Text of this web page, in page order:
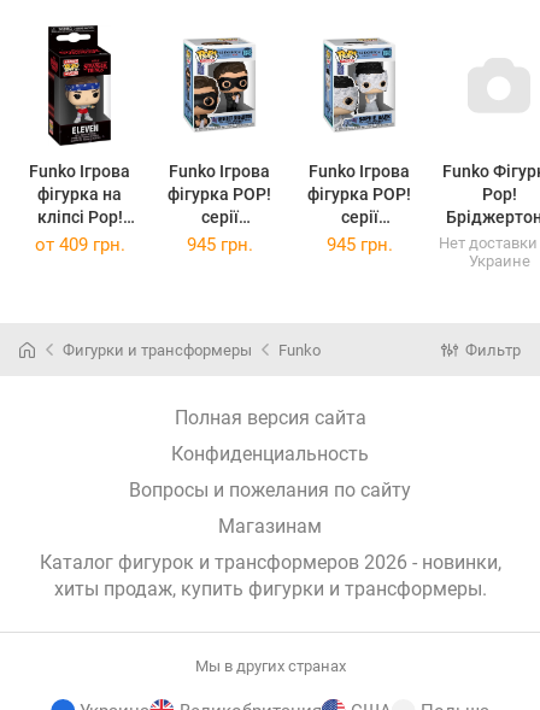
Funko Ігрова
фігурка на
кліпсі Pop!
Дивні дива
Funko Ігрова
фігурка POP!
серії
Бріджертони -
Funko Ігрова
фігурка POP!
серії
Бріджертони -
Funko
Pop!
Елоїза
от 409 грн. 945 грн. 945 грн.
Нет
Украине
Фигурки и трансформеры Funko Фильтр
Полная версия сайта
Конфиденциальность
Вопросы и пожелания по сайту
Магазинам
Каталог фигурок и трансформеров 2026 - новинки,
хиты продаж, купить фигурки и трансформеры.
Мы в других странах